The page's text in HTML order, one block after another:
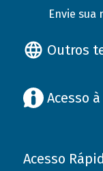
Envie sua
Outros
Acesso
Acesso